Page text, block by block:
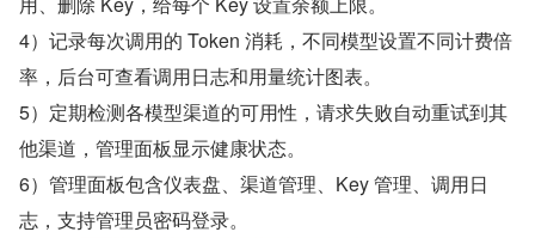
4）记录每次调用的 Token 消耗，不同模型设置不同计费倍
率，后台可查看调用日志和用量统计图表。
5）定期检测各模型渠道的可用性，请求失败自动重试到其
他渠道，管理面板显示健康状态。
6）管理面板包含仪表盘、渠道管理、Key 管理、调用日
志，支持管理员密码登录。